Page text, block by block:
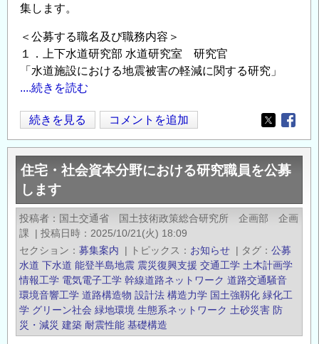
期）
の
を
新
に
募
し
ま
す
～
任
期
付
研
究
員
の
公
募
集します。
＜公募する職名及び職務内容＞
１．上下水道研究部 水道研究室 研究官
「水道施設における地震被害の軽減に関する研究」
....続きを読む
住
宅・
社
会
資
本
分
野
の
研
究
課
題
続きを見る コメントを追加
Opens in
住宅・社会資本分野における研究職員を公募
します
投稿者
国土交通省 国土技術政策総合研究所 企画部 企画
課
| 投稿日時
2025/10/21(火) 18:09
セクション
募集案内 | トピックス お知らせ | タグ
公募
水道 下水道 能登半島地震 震災復興支援 交通工学 土木計画学
情報工学 電気電子工学 幹線道路ネットワーク 道路交通騒音
環境音響工学 道路構造物 設計法 構造力学 国土強靱化 緑化工
学 グリーン社会 緑地環境 生態系ネットワーク 土砂災害 防
災・減災 建築 耐震性能 基礎構造